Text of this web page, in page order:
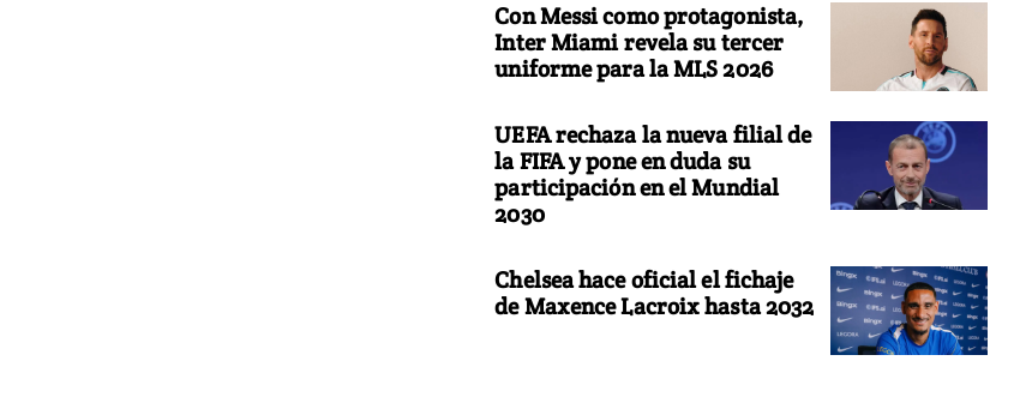
Con Messi como protagonista,
Inter Miami revela su tercer
uniforme para la MLS 2026
UEFA rechaza la nueva filial de
la FIFA y pone en duda su
participación en el Mundial
2030
Chelsea hace oficial el fichaje
de Maxence Lacroix hasta 2032